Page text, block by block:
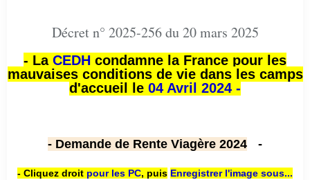
Décret n° 2025-256 du 20 mars 2025
- La CEDH condamne la France pour les
mauvaises conditions de vie dans les camps
d'accueil le 04 Avril 2024 -
- Demande de Rente Viagère 2024 -
- Cliquez droit pour les PC, puis Enregistrer l'image sous...